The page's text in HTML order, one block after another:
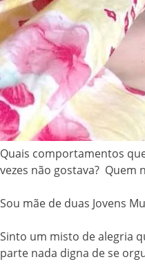
Quais comportamentos
vezes não gostava? Quem
Sou mãe de duas Jovens
Sinto um misto de alegria
parte nada digna de se